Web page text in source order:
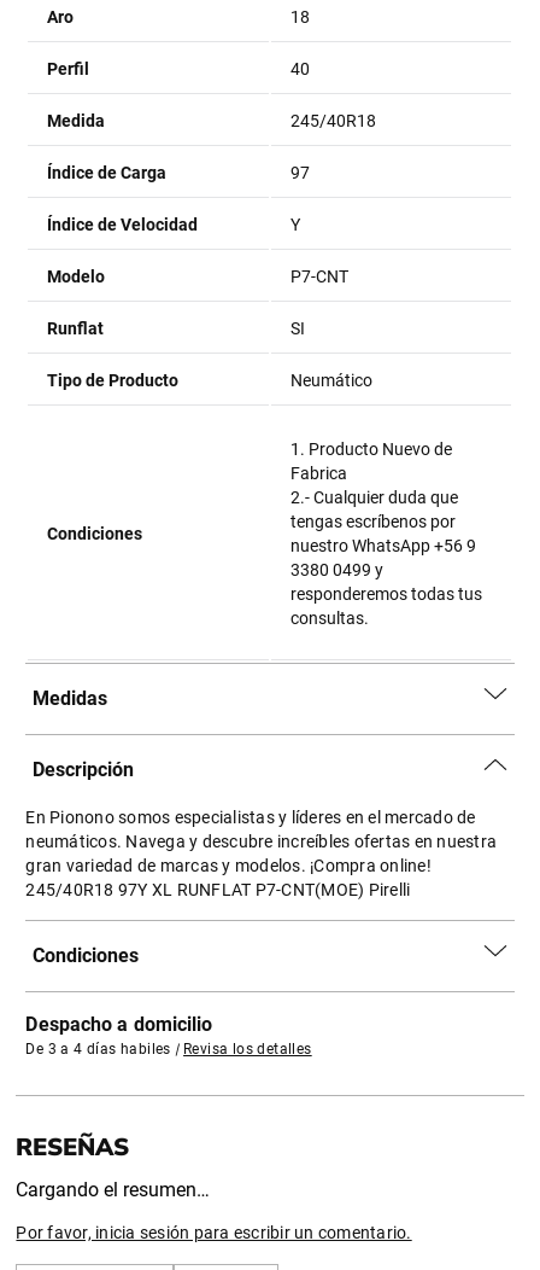
Aro 18
Perfil 40
Medida 245/40R18
Índice de Carga 97
Índice de Velocidad Y
Modelo P7-CNT
Runflat SI
Tipo de Producto Neumático
Condiciones
1. Producto Nuevo de
Fabrica
2.- Cualquier duda que
tengas escríbenos por
nuestro WhatsApp +56 9
3380 0499 y
responderemos todas tus
consultas.
Medidas
Descripción
En Pionono somos especialistas y líderes en el mercado de
neumáticos. Navega y descubre increíbles ofertas en nuestra
gran variedad de marcas y modelos. ¡Compra online!
245/40R18 97Y XL RUNFLAT P7-CNT(MOE) Pirelli
Condiciones
Despacho a domicilio
De 3 a 4 días habiles | Revisa los detalles
Cargando el resumen…
Por favor, inicia sesión para escribir un comentario.